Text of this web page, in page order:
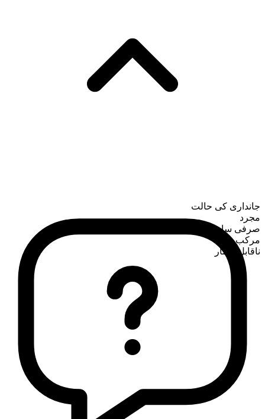
جانداری کی حالت
مجرد
صرفی ساخت
مرکب
ناقابلِ شمار